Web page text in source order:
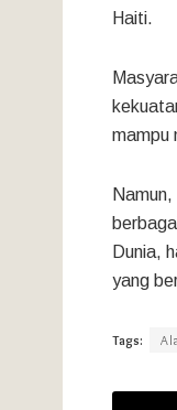
Haiti.
mampu
Dunia,
yang
Tags: